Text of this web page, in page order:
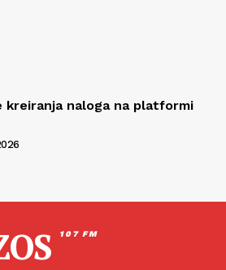
naloga na platformi
107 FM